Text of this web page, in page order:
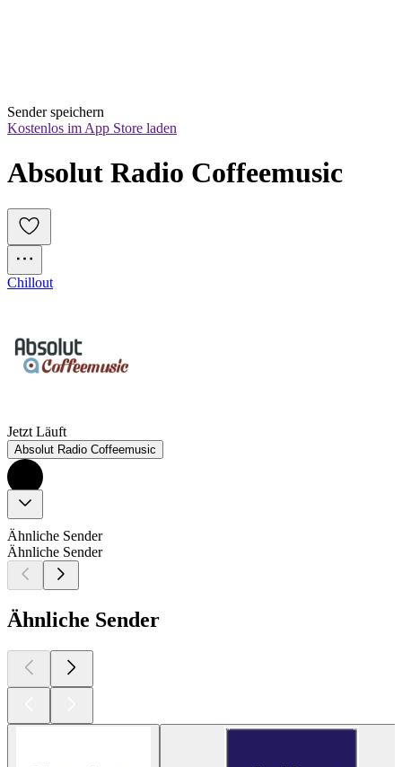
Sender speichern
Kostenlos im App Store laden
Absolut Radio Coffeemusic
Chillout
Jetzt Läuft
Absolut Radio Coffeemusic
Ähnliche Sender
Ähnliche Sender
Ähnliche Sender